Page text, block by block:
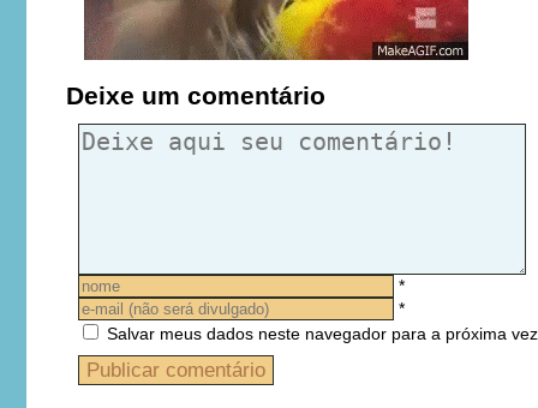
Deixe um comentário
*
*
Salvar meus dados neste navegador para a próxima